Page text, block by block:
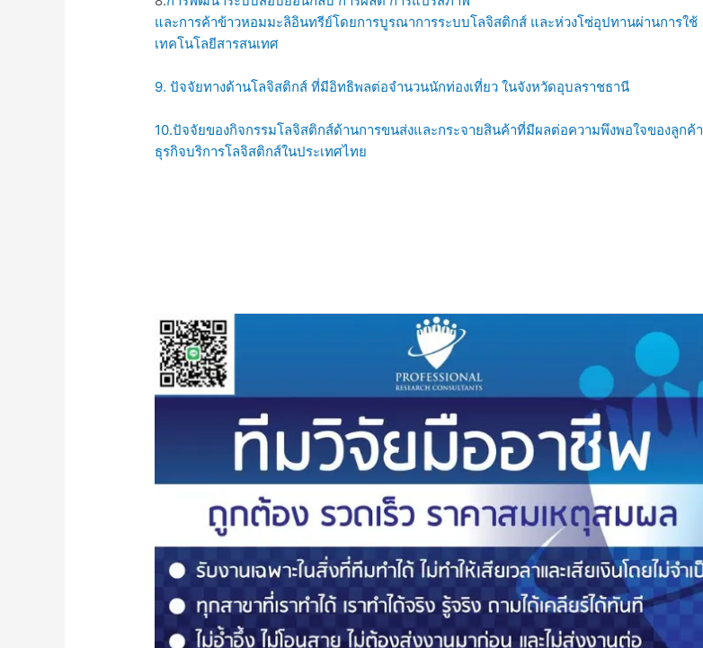
และการค้าข้าวหอมมะลิอินทรีย์โดยการบูรณาการระบบโลจิสติกส์ และห่วงโซ่อุปทานผ่านการใช้
เทคโนโลยีสารสนเทศ
9. ปัจจัยทางด้านโลจิสติกส์ ที่มีอิทธิพลต่อจำนวนนักท่องเที่ยว ในจังหวัดอุบลราชธานี
10.ปัจจัยของกิจกรรมโลจิสติกส์ด้านการขนส่งและกระจายสินค้าที่มีผลต่อความพึงพอใจของลูกค้า
ธุรกิจบริการโลจิสติกส์ในประเทศไทย